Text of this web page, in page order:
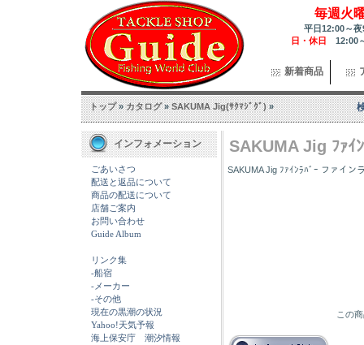
毎週火
平日12:00～
日・休日 12:00
新着商品
トップ»カタログ»SAKUMA Jig(ｻｸﾏｼﾞｸﾞ)»
インフォメーション
ごあいさつ
配送と返品について
商品の配送について
店舗ご案内
お問い合わせ
Guide Album
リンク集
-船宿
-メーカー
-その他
現在の黒潮の状況
Yahoo!天気予報
海上保安庁 潮汐情報
SAKUMA Jig ﾌｧｲﾝ
SAKUMA Jig ﾌｧｲﾝﾗﾊﾞｰ ファイン
この